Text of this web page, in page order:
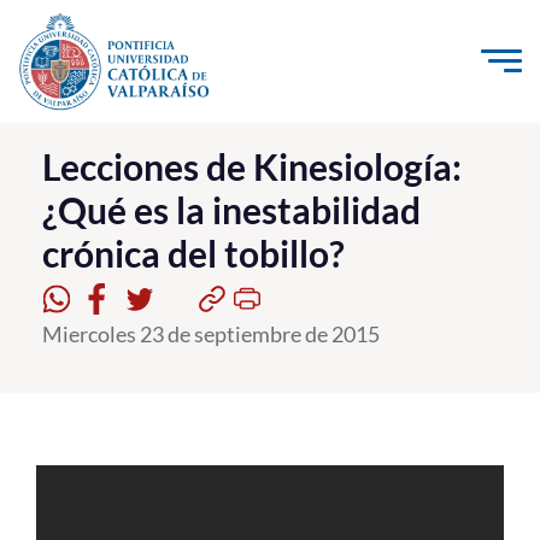
Click acá para ir directamente al contenido
La Universidad
Investigación, Creación e Innovación
PUCV Internacional
Vinculación con el Medio
Lecciones de Kinesiología:
¿Qué es la inestabilidad
crónica del tobillo?
Miercoles 23 de septiembre de 2015